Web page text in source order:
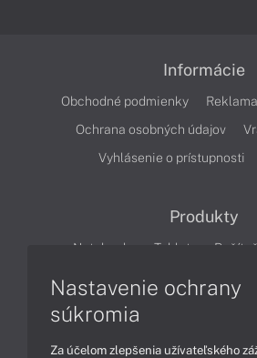
Informácie
Obchodné podmienky
Ochrana osobných údajov
Vyhlásenie o prístupnosti
Produkty
Notebooky Tablety
Nastavenie ochrany
súkromia
Za účelom zlepšenia užívateľského